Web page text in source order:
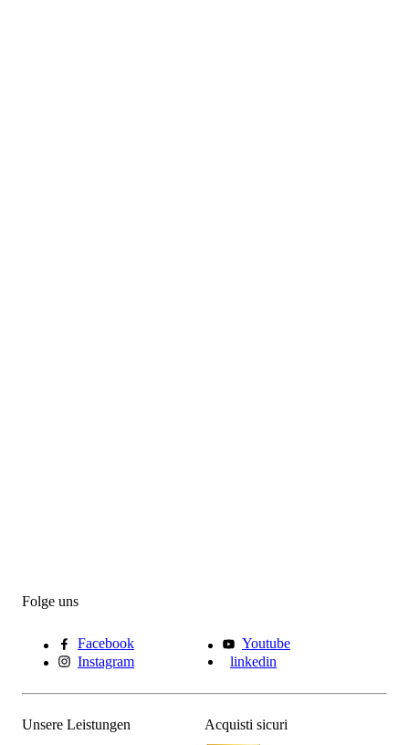
Folge uns
Facebook
Youtube
Instagram
linkedin
Unsere Leistungen
Acquisti sicuri